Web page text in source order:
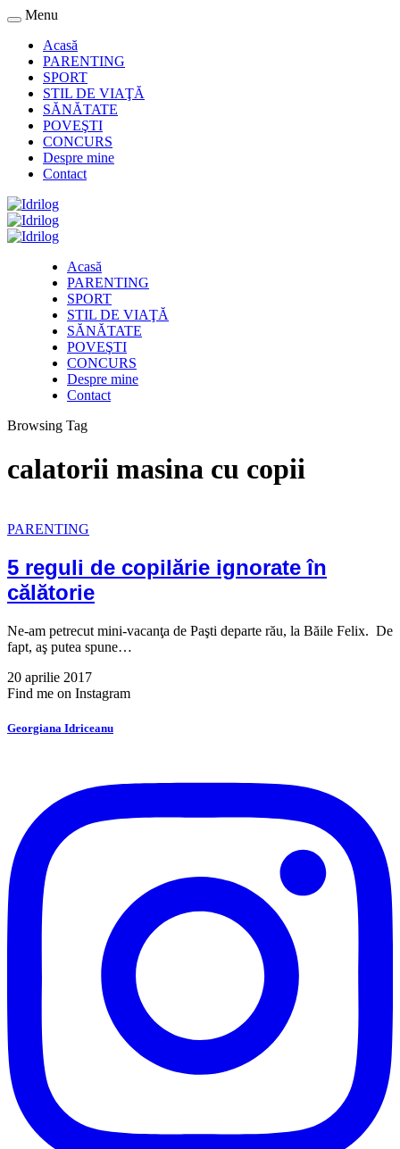
Menu
Acasă
PARENTING
SPORT
STIL DE VIAŢĂ
SĂNĂTATE
POVEŞTI
CONCURS
Despre mine
Contact
Acasă
PARENTING
SPORT
STIL DE VIAŢĂ
SĂNĂTATE
POVEŞTI
CONCURS
Despre mine
Contact
Browsing Tag
calatorii masina cu copii
PARENTING
5 reguli de copilărie ignorate în
călătorie
Ne-am petrecut mini-vacanţa de Paşti departe rău, la Băile Felix. De
fapt, aş putea spune…
20 aprilie 2017
Find me on Instagram
Georgiana Idriceanu